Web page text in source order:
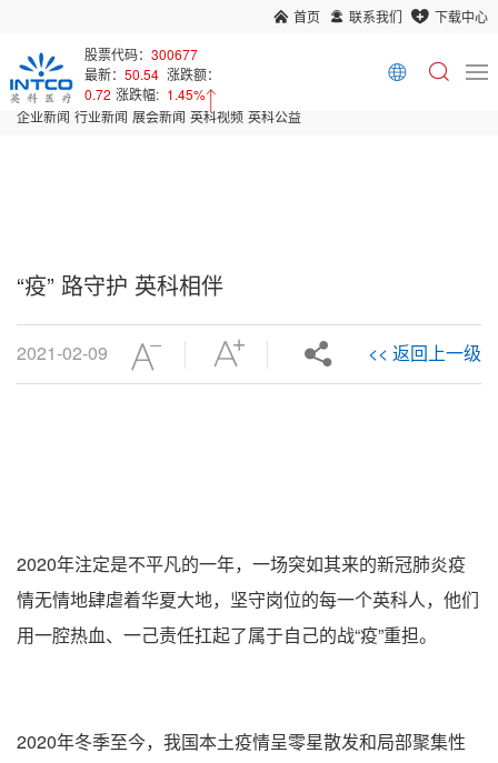
首页 联系我们
下载中心
股票代码：300677
最新：50.54 涨跌额：
0.72 涨跌幅: 1.45%
Array
企业新闻 行业新闻 展会新闻 英科视频 英科公益
“疫” 路守护 英科相伴
2021-02-09 << 返回上一级
2020年注定是不平凡的一年，一场突如其来的新冠肺炎疫
情无情地肆虐着华夏大地，坚守岗位的每一个英科人，他们
用一腔热血、一己责任扛起了属于自己的战“疫”重担。
2020年冬季至今，我国本土疫情呈零星散发和局部聚集性